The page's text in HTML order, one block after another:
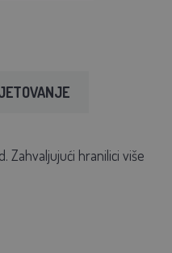
Zahvaljujući hranilici više